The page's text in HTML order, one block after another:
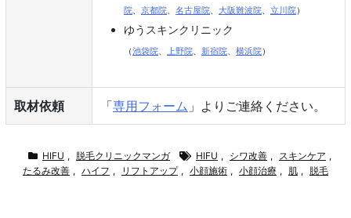
院
京都院 名古屋院 大阪難波院 立川院）
ゆうスキンクリニック
（池袋院 上野院 新宿院 横浜院）
取材依頼 「専用フォーム 」よりご連絡ください。
HIFU , 脱毛クリニックマンガ HIFU , シワ改善 , スキンケア ,
たるみ改善 , ハイフ , リフトアップ , 小顔施術 , 小顔治療 , 肌 , 脱毛